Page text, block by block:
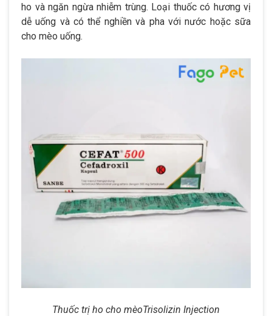
ho và ngăn ngừa nhiễm trùng. Loại thuốc có hương vị
dễ uống và có thể nghiền và pha với nước hoặc sữa
cho mèo uống.
Thuốc trị ho cho mèoTrisolizin Injection